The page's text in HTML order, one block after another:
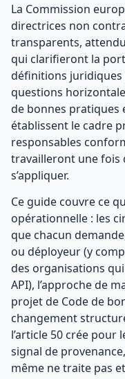
La Commission
directrices non
transparents,
qui clarifieront la
définitions juridiques
questions
de bonnes pratiques
établissent le cadre
responsables
travailleront une fois
s’appliquer.
Ce guide couvre ce
opérationnelle : les
que chacun
ou déployeur (y
des organisations
API), l’approche de
projet de Code de
changement
l’article 50 crée
signal de
même ne traite pas